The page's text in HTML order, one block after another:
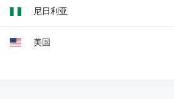
尼日利亚
美国